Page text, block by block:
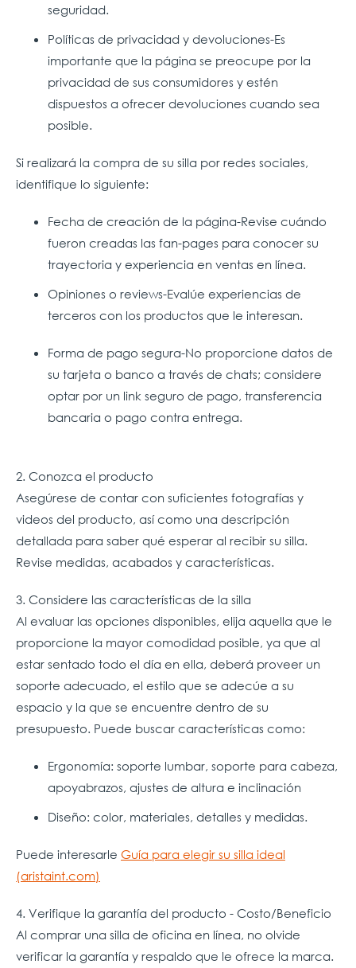
seguridad.
Políticas de privacidad y devoluciones-Es
importante que la página se preocupe por la
privacidad de sus consumidores y estén
dispuestos a ofrecer devoluciones cuando sea
posible.
Si realizará la compra de su silla por redes sociales,
identifique lo siguiente:
Fecha de creación de la página-Revise cuándo
fueron creadas las fan-pages para conocer su
trayectoria y experiencia en ventas en línea.
Opiniones o reviews-Evalúe experiencias de
terceros con los productos que le interesan.
Forma de pago segura-No proporcione datos de
su tarjeta o banco a través de chats; considere
optar por un link seguro de pago, transferencia
bancaria o pago contra entrega.
2. Conozca el producto
Asegúrese de contar con suficientes fotografías y
videos del producto, así como una descripción
detallada para saber qué esperar al recibir su silla.
Revise medidas, acabados y características.
3. Considere las características de la silla
Al evaluar las opciones disponibles, elija aquella que le
proporcione la mayor comodidad posible, ya que al
estar sentado todo el día en ella, deberá proveer un
soporte adecuado, el estilo que se adecúe a su
espacio y la que se encuentre dentro de su
presupuesto. Puede buscar características como:
Ergonomía: soporte lumbar, soporte para cabeza,
apoyabrazos, ajustes de altura e inclinación
Diseño: color, materiales, detalles y medidas.
Puede interesarle Guía para elegir su silla ideal
(aristaint.com)
4. Verifique la garantía del producto - Costo/Beneficio
Al comprar una silla de oficina en línea, no olvide
verificar la garantía y respaldo que le ofrece la marca.